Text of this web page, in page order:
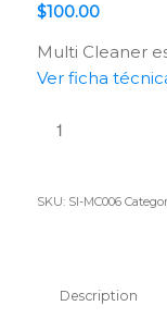
$100.00
Multi Cleaner
Ver ficha
SKU: SI-MC006
Description